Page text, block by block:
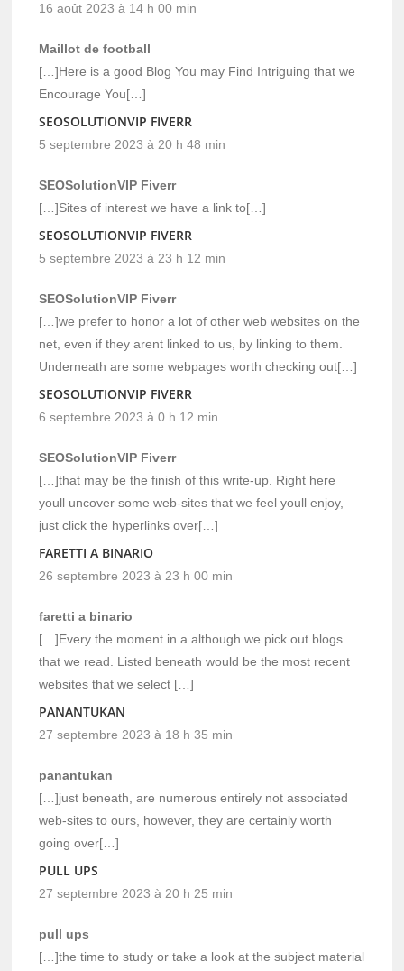
16 août 2023 à 14 h 00 min
Maillot de football
[…]Here is a good Blog You may Find Intriguing that we
Encourage You[…]
SEOSOLUTIONVIP FIVERR
5 septembre 2023 à 20 h 48 min
SEOSolutionVIP Fiverr
[…]Sites of interest we have a link to[…]
SEOSOLUTIONVIP FIVERR
5 septembre 2023 à 23 h 12 min
SEOSolutionVIP Fiverr
[…]we prefer to honor a lot of other web websites on the
net, even if they arent linked to us, by linking to them.
Underneath are some webpages worth checking out[…]
SEOSOLUTIONVIP FIVERR
6 septembre 2023 à 0 h 12 min
SEOSolutionVIP Fiverr
[…]that may be the finish of this write-up. Right here
youll uncover some web-sites that we feel youll enjoy,
just click the hyperlinks over[…]
FARETTI A BINARIO
26 septembre 2023 à 23 h 00 min
faretti a binario
[…]Every the moment in a although we pick out blogs
that we read. Listed beneath would be the most recent
websites that we select […]
PANANTUKAN
27 septembre 2023 à 18 h 35 min
panantukan
[…]just beneath, are numerous entirely not associated
web-sites to ours, however, they are certainly worth
going over[…]
PULL UPS
27 septembre 2023 à 20 h 25 min
pull ups
[…]the time to study or take a look at the subject material